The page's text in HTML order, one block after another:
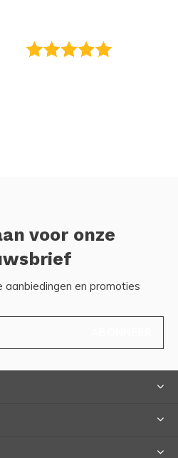
voor onze
aanbiedingen en promoties